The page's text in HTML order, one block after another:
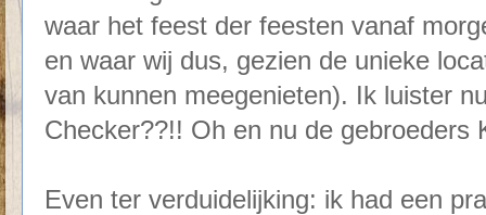
waar het feest der feesten vanaf
en waar wij dus, gezien de unieke
van kunnen meegenieten). Ik luister
Checker??!! Oh en nu de gebroeders
Even ter verduidelijking: ik had een